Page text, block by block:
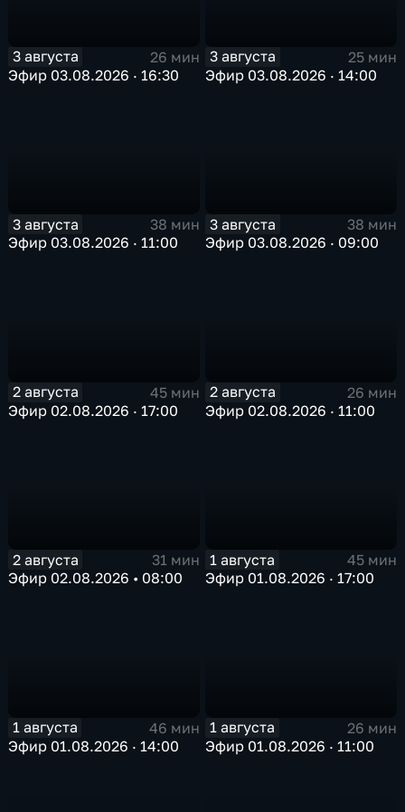
3 августа
26 мин
Эфир 03.08.2026 · 16:30
3 августа
25 мин
Эфир 03.08.2026 · 14:00
3 августа
38 мин
Эфир 03.08.2026 · 11:00
3 августа
38 мин
Эфир 03.08.2026 · 09:00
2 августа
45 мин
Эфир 02.08.2026 · 17:00
2 августа
26 мин
Эфир 02.08.2026 · 11:00
2 августа
31 мин
Эфир 02.08.2026 • 08:00
1 августа
45 мин
Эфир 01.08.2026 · 17:00
1 августа
46 мин
Эфир 01.08.2026 · 14:00
1 августа
26 мин
Эфир 01.08.2026 · 11:00